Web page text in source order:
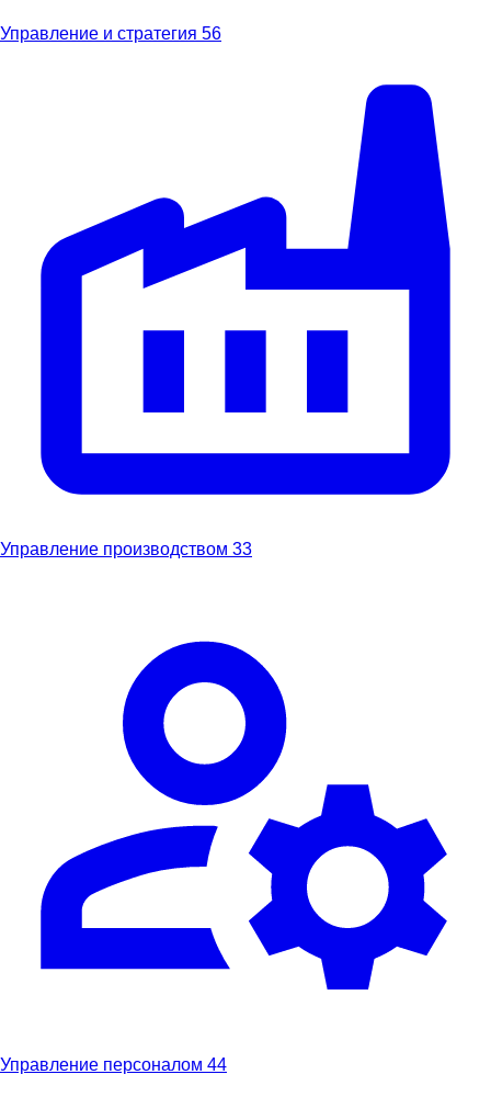
Управление и стратегия 56
Управление производством 33
Управление персоналом 44